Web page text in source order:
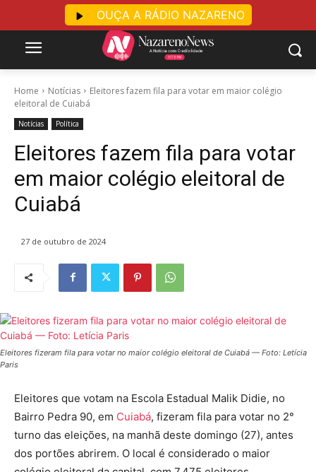
Home Notícias
Eleitores fazem fila para votar em maior colégio
eleitoral de Cuiabá
Notícias Política
Eleitores fazem fila para votar
em maior colégio eleitoral de
Cuiabá
27 de outubro de 2024
Eleitores fizeram fila para votar no maior colégio eleitoral de Cuiabá — Foto: Letícia
Paris
Eleitores que votam na Escola Estadual Malik Didie, no
Bairro Pedra 90, em Cuiabá, fizeram fila para votar no 2°
turno das eleições, na manhã deste domingo (27), antes
dos portões abrirem. O local é considerado o maior
OUÇA A RÁDIO NAZARENO